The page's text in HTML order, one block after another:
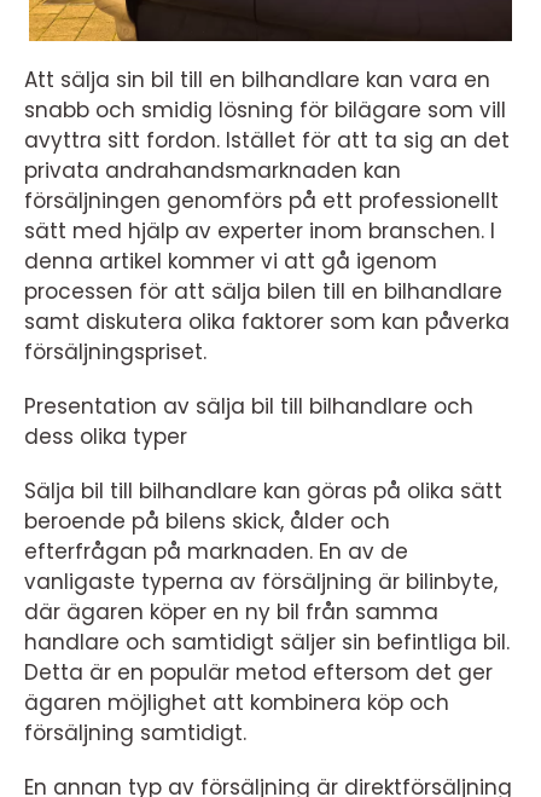
Att sälja sin bil till en bilhandlare kan vara en
snabb och smidig lösning för bilägare som vill
avyttra sitt fordon. Istället för att ta sig an det
privata andrahandsmarknaden kan
försäljningen genomförs på ett professionellt
sätt med hjälp av experter inom branschen. I
denna artikel kommer vi att gå igenom
processen för att sälja bilen till en bilhandlare
samt diskutera olika faktorer som kan påverka
försäljningspriset.
Presentation av sälja bil till bilhandlare och
dess olika typer
Sälja bil till bilhandlare kan göras på olika sätt
beroende på bilens skick, ålder och
efterfrågan på marknaden. En av de
vanligaste typerna av försäljning är bilinbyte,
där ägaren köper en ny bil från samma
handlare och samtidigt säljer sin befintliga bil.
Detta är en populär metod eftersom det ger
ägaren möjlighet att kombinera köp och
försäljning samtidigt.
En annan typ av försäljning är direktförsäljning